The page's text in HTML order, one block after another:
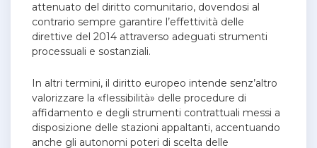
attenuato del diritto comunitario, dovendosi al
contrario sempre garantire l’effettività delle
direttive del 2014 attraverso adeguati strumenti
processuali e sostanziali.
In altri termini, il diritto europeo intende senz’altro
valorizzare la «flessibilità» delle procedure di
affidamento e degli strumenti contrattuali messi a
disposizione delle stazioni appaltanti, accentuando
anche gli autonomi poteri di scelta delle